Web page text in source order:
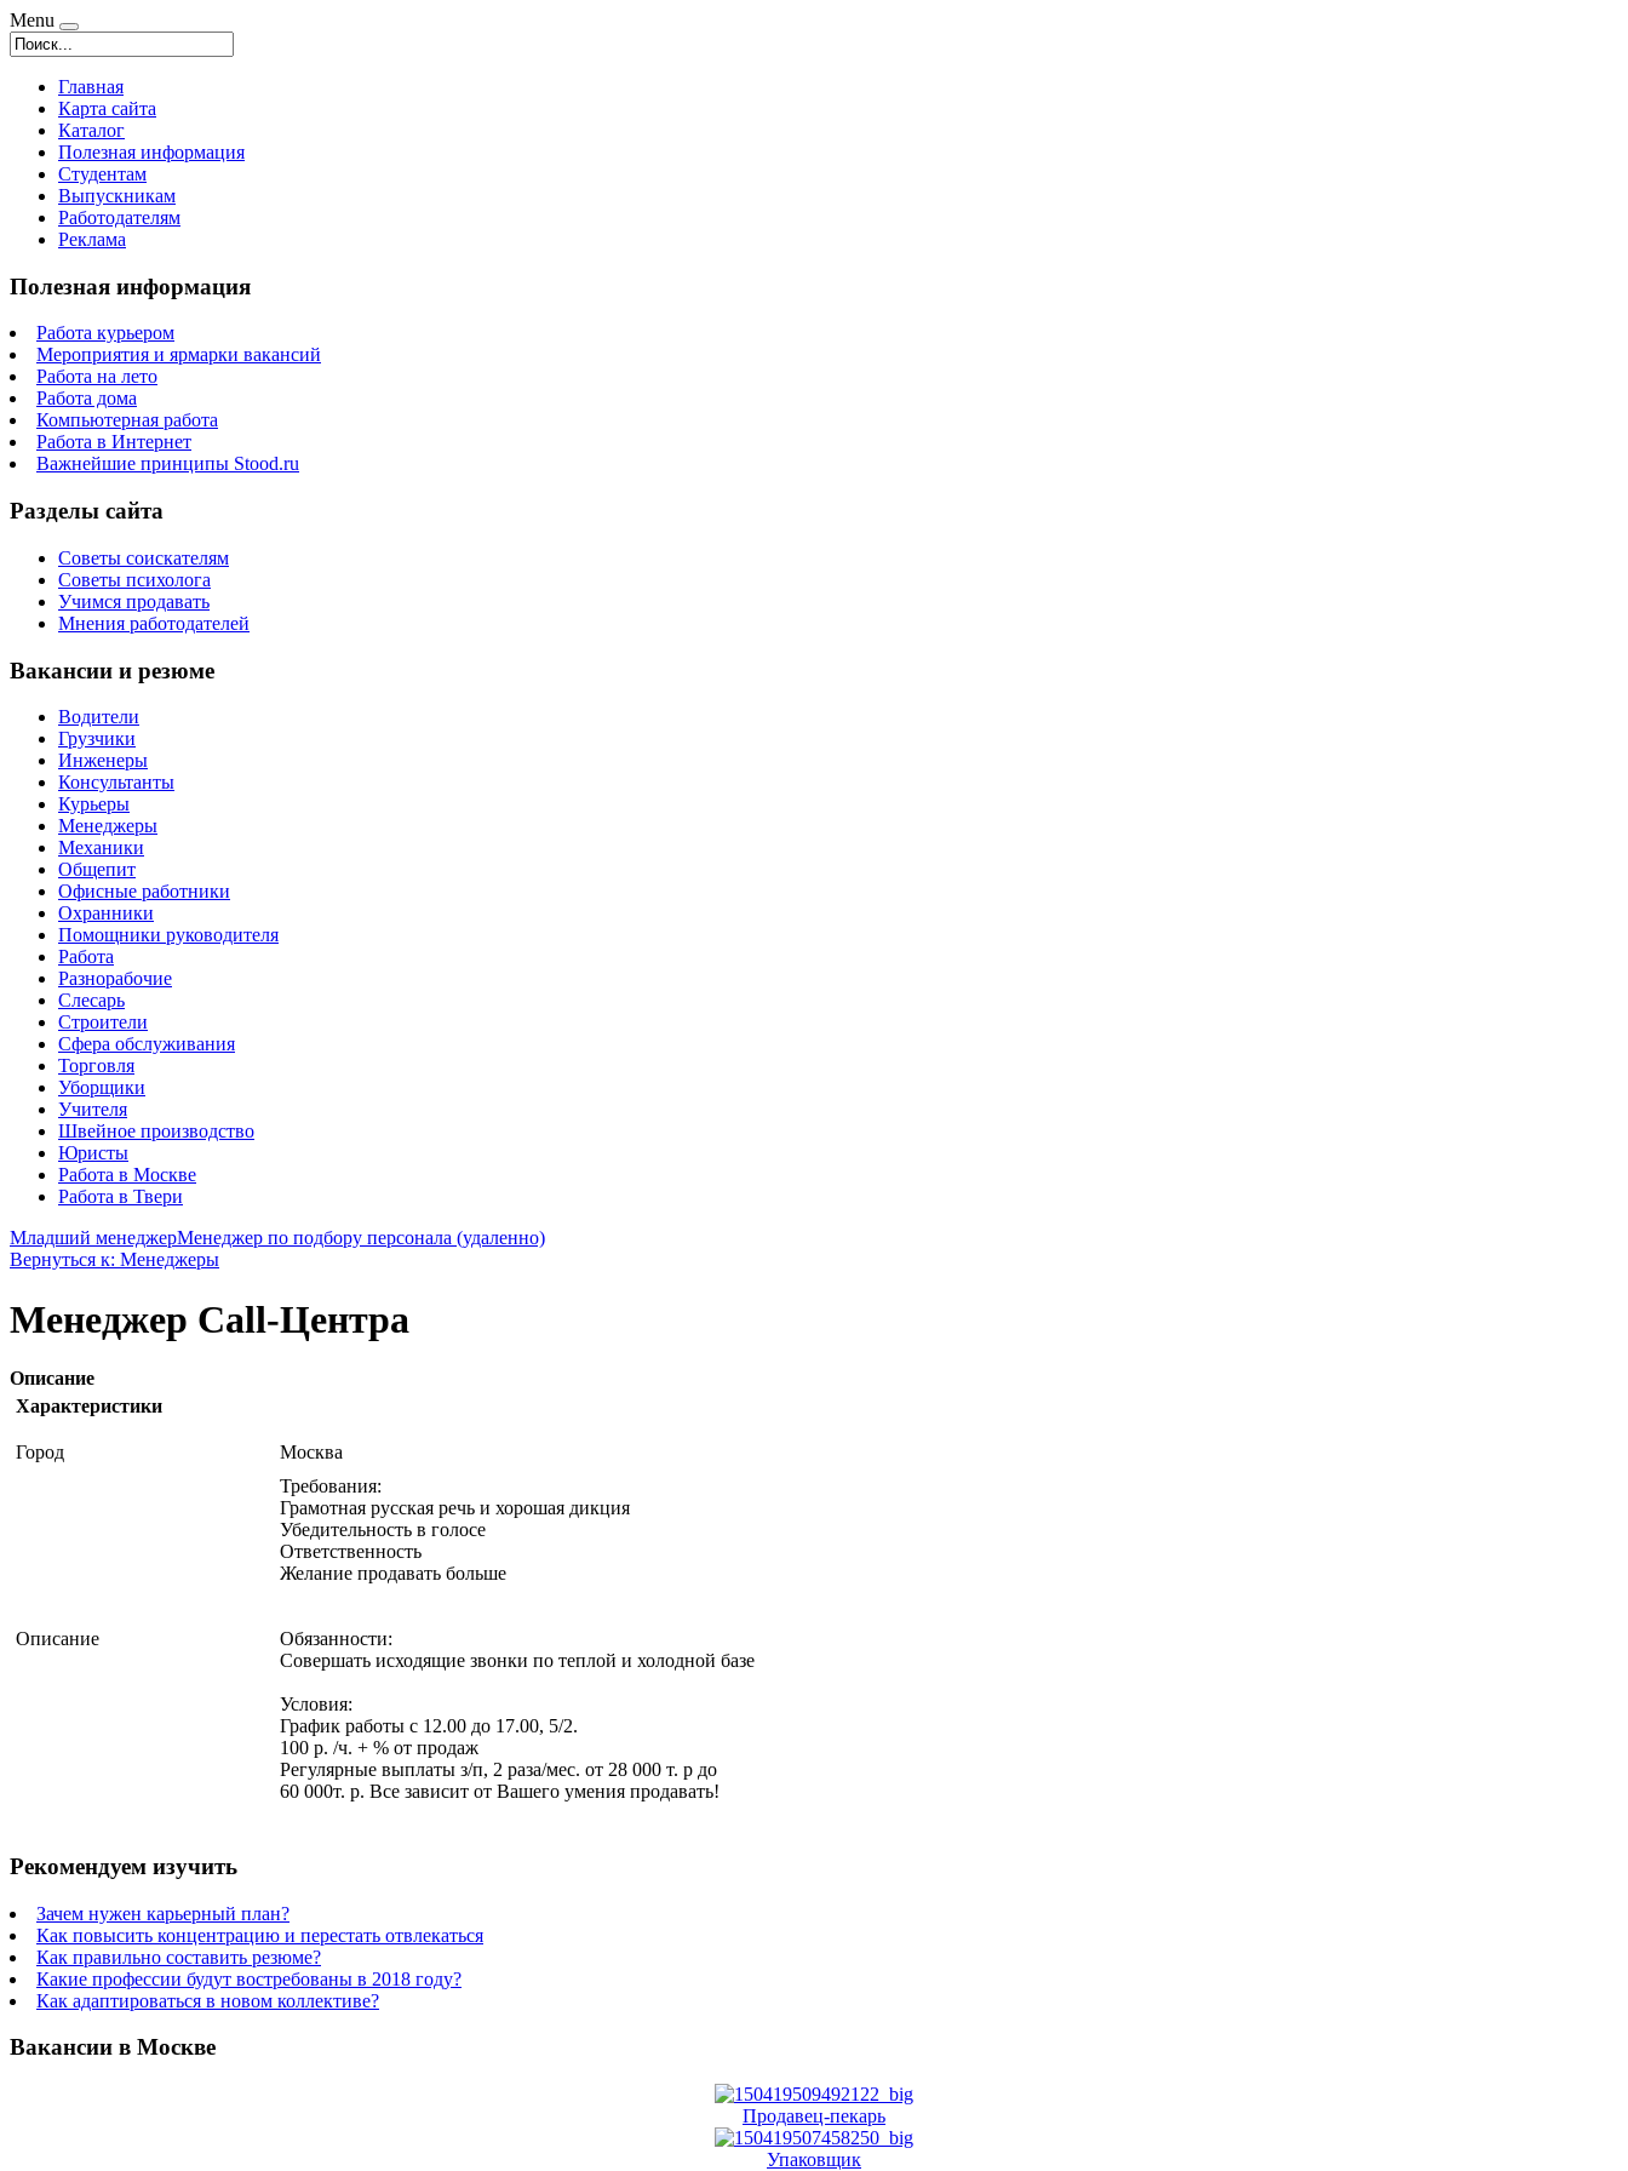
Menu
Главная
Карта сайта
Каталог
Полезная информация
Студентам
Выпускникам
Работодателям
Реклама
Полезная информация
Работа курьером
Мероприятия и ярмарки вакансий
Работа на лето
Работа дома
Компьютерная работа
Работа в Интернет
Важнейшие принципы Stood.ru
Разделы сайта
Советы соискателям
Советы психолога
Учимся продавать
Мнения работодателей
Вакансии и резюме
Водители
Грузчики
Инженеры
Консультанты
Курьеры
Менеджеры
Механики
Общепит
Офисные работники
Охранники
Помощники руководителя
Работа
Разнорабочие
Слесарь
Строители
Сфера обслуживания
Торговля
Уборщики
Учителя
Швейное производство
Юристы
Работа в Москве
Работа в Твери
Младший менеджерМенеджер по подбору персонала (удаленно)
Вернуться к: Менеджеры
Менеджер Call-Центра
Описание
Характеристики
Город Москва
Описание
Требования:
Грамотная русская речь и хорошая дикция
Убедительность в голосе
Ответственность
Желание продавать больше
Обязанности:
Совершать исходящие звонки по теплой и холодной базе
Условия:
График работы с 12.00 до 17.00, 5/2.
100 р. /ч. + % от продаж
Регулярные выплаты з/п, 2 раза/мес. от 28 000 т. р до
60 000т. р. Все зависит от Вашего умения продавать!
Рекомендуем изучить
Зачем нужен карьерный план?
Как повысить концентрацию и перестать отвлекаться
Как правильно составить резюме?
Какие профессии будут востребованы в 2018 году?
Как адаптироваться в новом коллективе?
Вакансии в Москве
Продавец-пекарь
Упаковщик